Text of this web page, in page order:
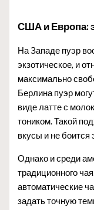
США и Европа:
На Западе пуэр
экзотическое, и
максимально
Берлина пуэр
виде латте с
тоником. Такой
вкусы и не боится
Однако и среди
традиционного
автоматические
задать точную